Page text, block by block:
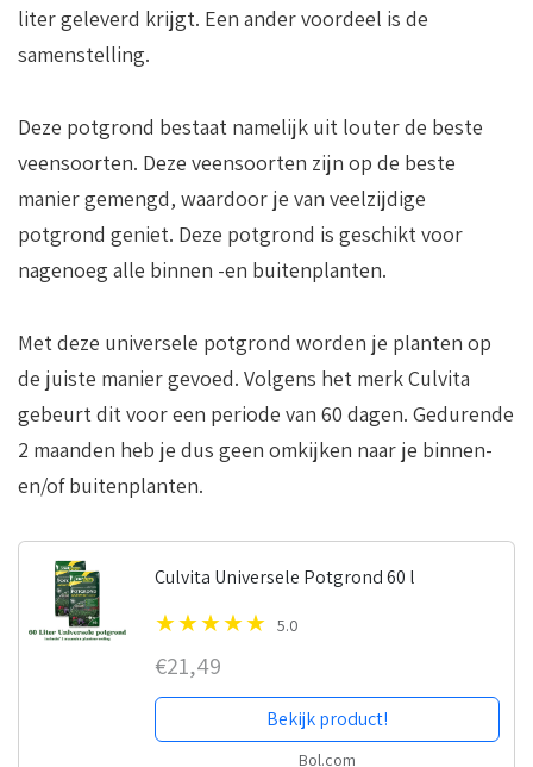
liter geleverd krijgt. Een ander voordeel is de
samenstelling.
Deze potgrond bestaat namelijk uit louter de beste
veensoorten. Deze veensoorten zijn op de beste
manier gemengd, waardoor je van veelzijdige
potgrond geniet. Deze potgrond is geschikt voor
nagenoeg alle binnen -en buitenplanten.
Met deze universele potgrond worden je planten op
de juiste manier gevoed. Volgens het merk Culvita
gebeurt dit voor een periode van 60 dagen. Gedurende
2 maanden heb je dus geen omkijken naar je binnen-
en/of buitenplanten.
Culvita Universele Potgrond 60 l
5.0
€21,49
Bekijk product!
Bol.com